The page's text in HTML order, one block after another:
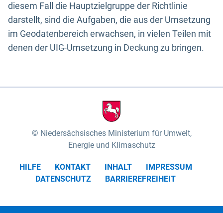
diesem Fall die Hauptzielgruppe der Richtlinie
darstellt, sind die Aufgaben, die aus der Umsetzung
im Geodatenbereich erwachsen, in vielen Teilen mit
denen der UIG-Umsetzung in Deckung zu bringen.
Niedersächsisches Ministerium für Umwelt,
Energie und Klimaschutz
HILFE KONTAKT INHALT
IMPRESSUM
DATENSCHUTZ
BARRIEREFREIHEIT